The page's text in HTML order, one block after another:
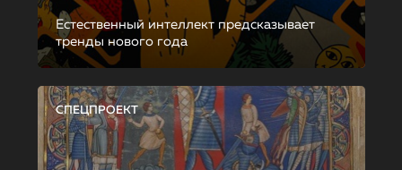
Естественный интеллект предсказывает
тренды нового года
СПЕЦПРОЕКТ